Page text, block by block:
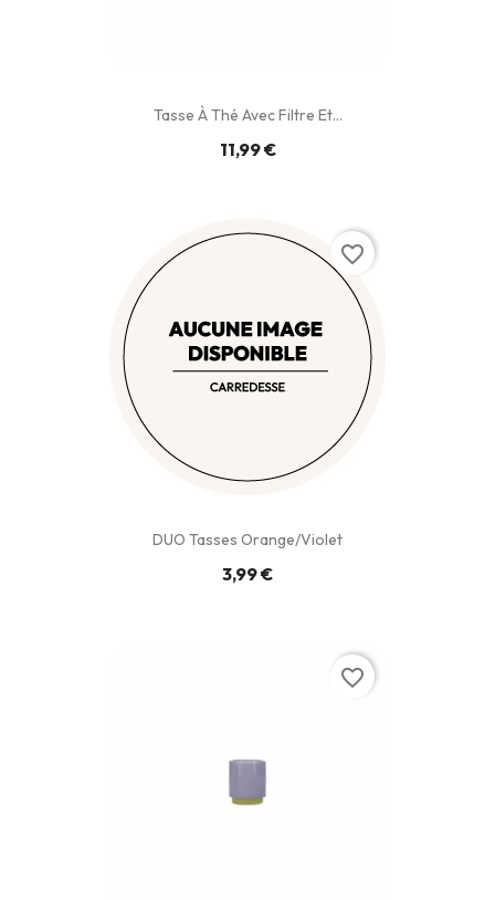
Tasse À Thé Avec Filtre Et...
11,99 €
DUO Tasses Orange/violet
3,99 €
favorite_border
favorite_border